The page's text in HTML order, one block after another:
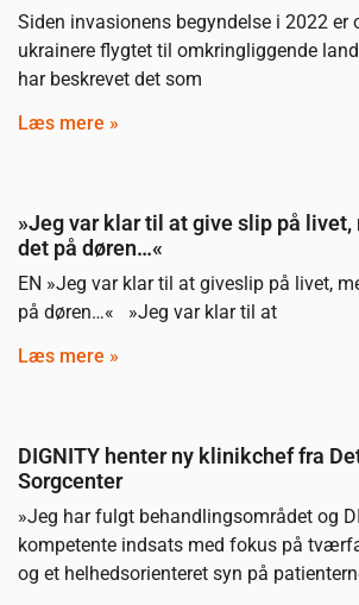
Siden invasionens begyndelse i 2022 er
ukrainere flygtet til omkringliggende
har beskrevet det som
Læs mere »
»Jeg var klar til at give slip på livet,
det på døren…«
EN »Jeg var klar til at giveslip på livet,
på døren…« »Jeg var klar til at
Læs mere »
DIGNITY henter ny klinikchef fra
Sorgcenter
»Jeg har fulgt behandlingsområdet og
kompetente indsats med fokus på
og et helhedsorienteret syn på